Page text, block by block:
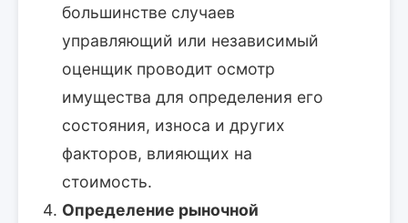
большинстве случаев
управляющий или независимый
оценщик проводит осмотр
имущества для определения его
состояния, износа и других
факторов, влияющих на
стоимость.
Определение рыночной